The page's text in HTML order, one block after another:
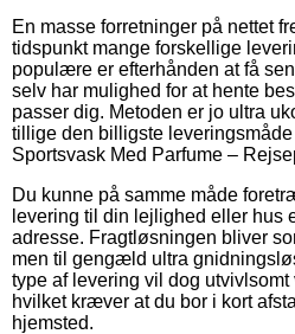
En masse forretninger på nettet
tidspunkt mange forskellige
populære er efterhånden at få
selv har mulighed for at hente
passer dig. Metoden er jo ultra
tillige den billigste
Sportsvask Med Parfume –
Du kunne på samme måde
levering til din lejlighed eller hus
adresse. Fragtløsningen bliver
men til gengæld ultra
type af levering vil dog
hvilket kræver at du bor i kort
hjemsted.